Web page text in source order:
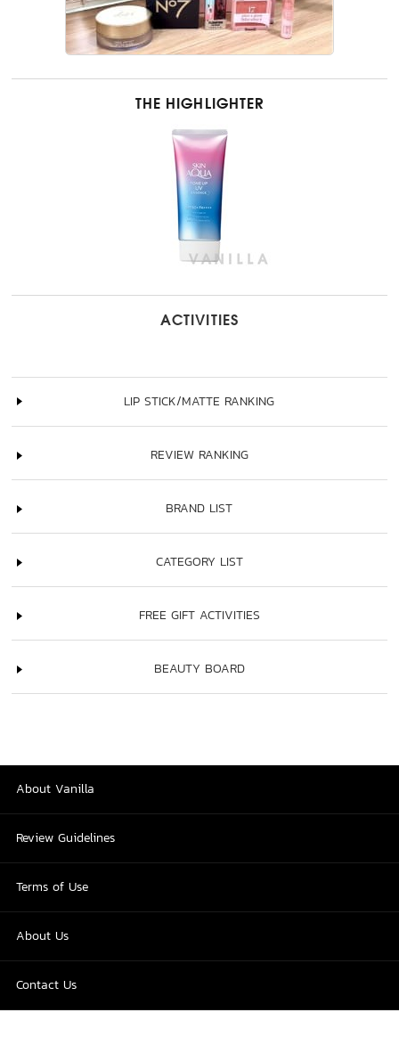
THE HIGHLIGHTER
ACTIVITIES
LIP STICK/MATTE RANKING
REVIEW RANKING
BRAND LIST
CATEGORY LIST
FREE GIFT ACTIVITIES
BEAUTY BOARD
About Vanilla
Review Guidelines
Terms of Use
About Us
Contact Us